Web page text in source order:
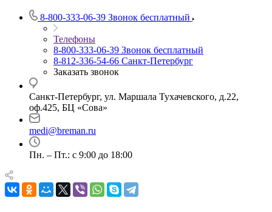
8-800-333-06-39 Звонок бесплатный
Телефоны
8-800-333-06-39 Звонок бесплатный
8-812-336-54-66 Санкт-Петербург
Заказать звонок
Санкт-Петербург, ул. Маршала Тухачевского, д.22,
оф.425, БЦ «Сова»
medi@breman.ru
Пн. – Пт.: с 9:00 до 18:00